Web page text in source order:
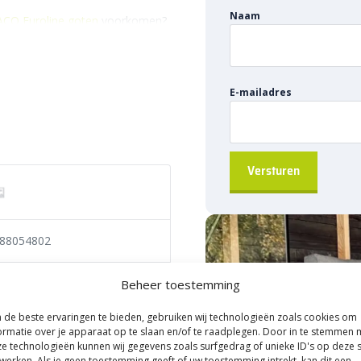
Beheer toestemming
de beste ervaringen te bieden, gebruiken wij technologieën zoals cookies om
over je apparaat op te slaan en/of te raadplegen. Door in te stemmen
technologieën kunnen wij gegevens zoals surfgedrag of unieke ID's op deze
Euroline goten
voorkomen?
oplossing. Dit stankslot
komen via de afvoerbuis. Het
onderuitloop. Eenvoudig te
of infiltratie aan wordt
hoogwaardig kunststof. Dit
Het is bestand tegen
het stankslot jarenlang mee
waterreservoir dat fungeert
en de buitenlucht. Dit zorgt
regenwater wel soepel kan
onderuitloop
Naam
E-mailadres